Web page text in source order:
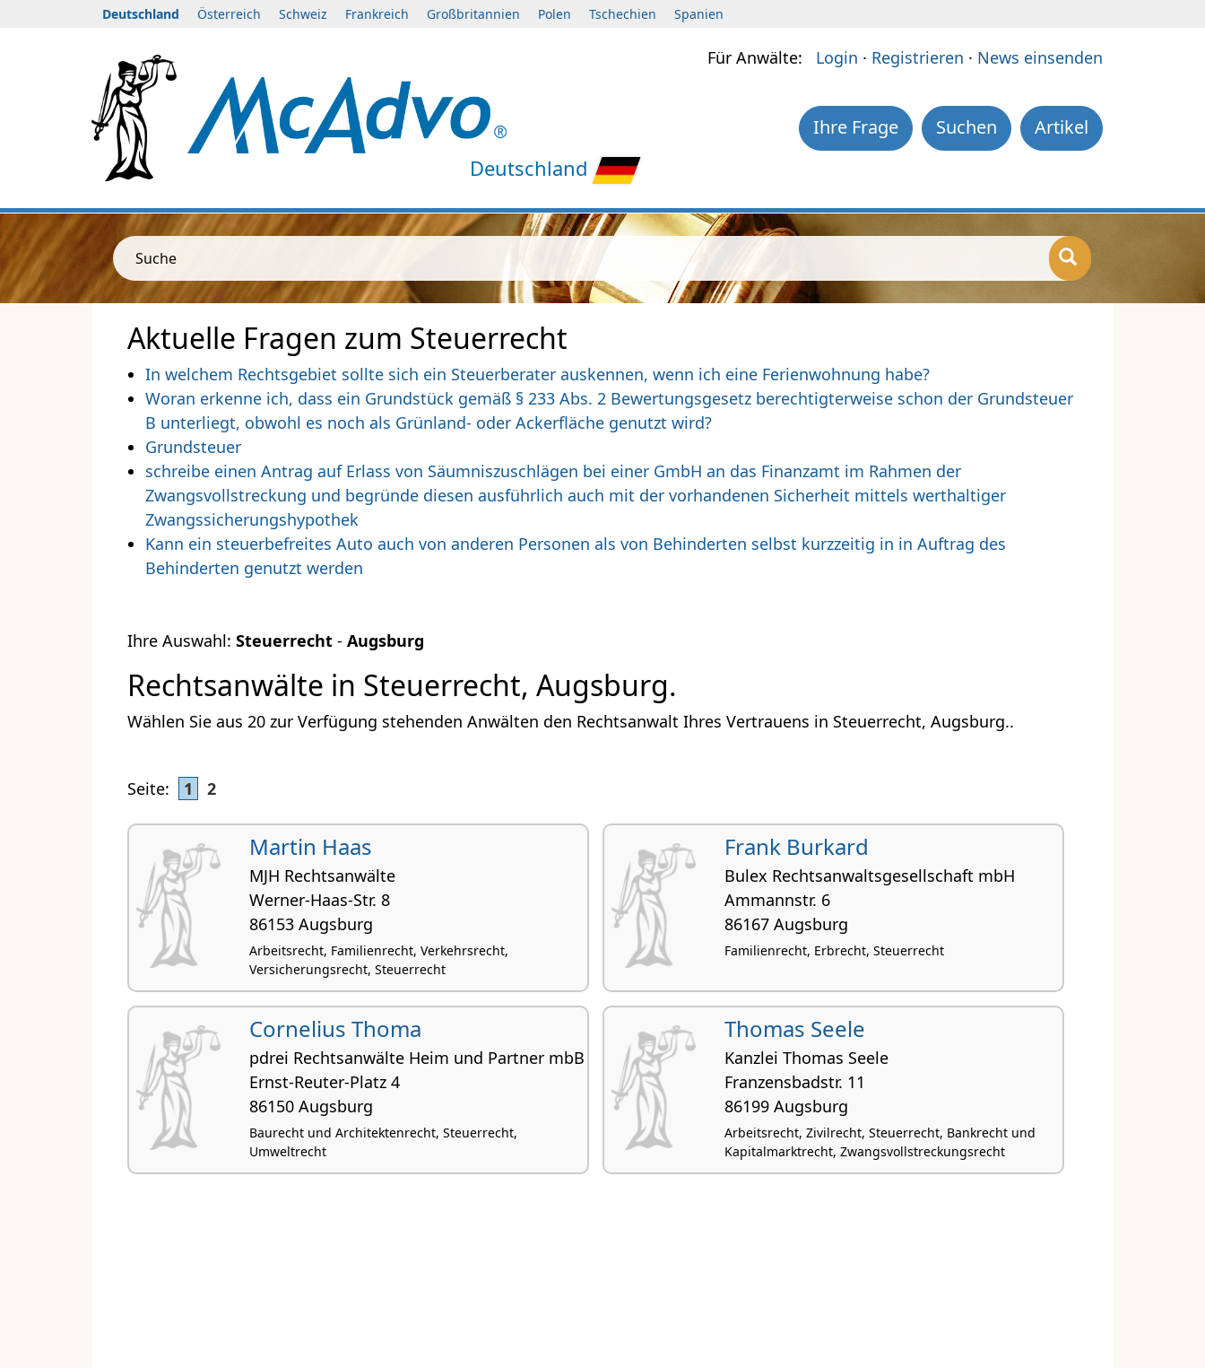
Deutschland Österreich Schweiz Frankreich Großbritannien Polen Tschechien Spanien
Deutschland
Für Anwälte: Login · Registrieren · News einsenden
Artikel
Suchen
Ihre Frage
Suche
Aktuelle Fragen zum Steuerrecht
In welchem Rechtsgebiet sollte sich ein Steuerberater auskennen, wenn ich eine Ferienwohnung habe?
Woran erkenne ich, dass ein Grundstück gemäß § 233 Abs. 2 Bewertungsgesetz berechtigterweise schon der Grundsteuer
B unterliegt, obwohl es noch als Grünland- oder Ackerfläche genutzt wird?
Grundsteuer
schreibe einen Antrag auf Erlass von Säumniszuschlägen bei einer GmbH an das Finanzamt im Rahmen der
Zwangsvollstreckung und begründe diesen ausführlich auch mit der vorhandenen Sicherheit mittels werthaltiger
Zwangssicherungshypothek
Kann ein steuerbefreites Auto auch von anderen Personen als von Behinderten selbst kurzzeitig in in Auftrag des
Behinderten genutzt werden
Ihre Auswahl: Steuerrecht - Augsburg
Rechtsanwälte in Steuerrecht, Augsburg.
Wählen Sie aus 20 zur Verfügung stehenden Anwälten den Rechtsanwalt Ihres Vertrauens in Steuerrecht, Augsburg..
Seite: 1 2
Martin Haas
MJH Rechtsanwälte
Werner-Haas-Str. 8
86153 Augsburg
Arbeitsrecht, Familienrecht, Verkehrsrecht,
Versicherungsrecht, Steuerrecht
Frank Burkard
Bulex Rechtsanwaltsgesellschaft mbH
Ammannstr. 6
86167 Augsburg
Familienrecht, Erbrecht, Steuerrecht
Cornelius Thoma
pdrei Rechtsanwälte Heim und Partner mbB
Ernst-Reuter-Platz 4
86150 Augsburg
Baurecht und Architektenrecht, Steuerrecht,
Umweltrecht
Thomas Seele
Kanzlei Thomas Seele
Franzens­badstr. 11
86199 Augsburg
Arbeitsrecht, Zivilrecht, Steuerrecht, Bankrecht und
Kapitalmarktrecht, Zwangsvollstreckungsrecht